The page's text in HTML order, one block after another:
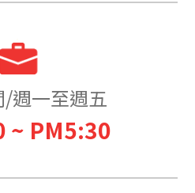
週一至週五
~ PM5:30